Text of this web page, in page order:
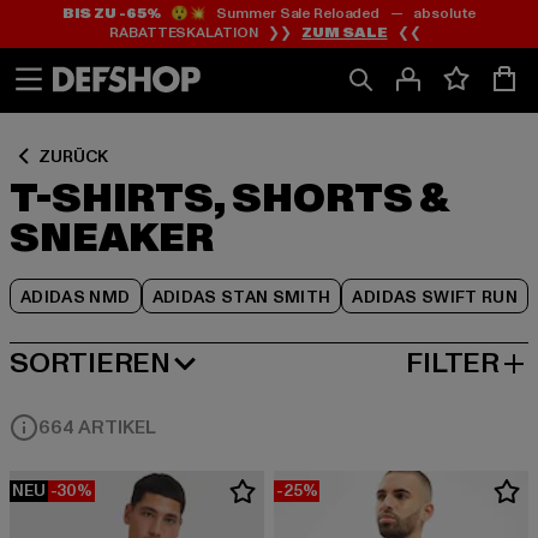
Zum
Inhalt
springen
Zum
Fußzeile
springen
BIS ZU -65%😲💥 Summer Sale Reloaded — absolute
RABATTESKALATION ❯❯ ZUM SALE ❮❮
ZURÜCK
T-SHIRTS, SHORTS &
SNEAKER
ADIDAS NMD ADIDAS STAN SMITH ADIDAS SWIFT RUN
Zum
Produktraster
springen
SORTIEREN
BELIEBTESTE FILTER
664 ARTIKEL
NEU -30% -25%